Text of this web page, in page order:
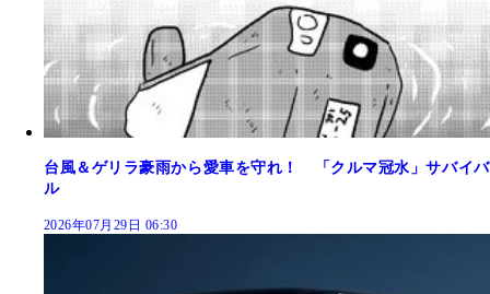
台風＆ゲリラ豪雨から愛車を守れ！ 「クルマ冠水」サバイバ
ル
2026年07月29日 06:30